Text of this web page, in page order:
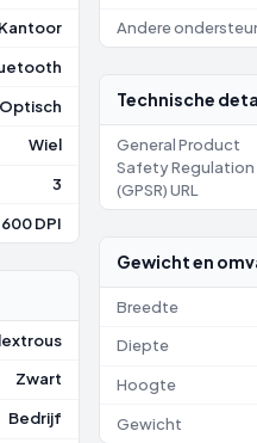
Kantoor
Optisch
Wiel
3
DPI
Zwart
Bedrijf
Andere
Technische
General Product
Safety Regulation
(GPSR) URL
Gewicht en
Breedte
Diepte
Hoogte
Gewicht